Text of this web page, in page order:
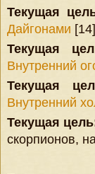
Текущая
Дайгонами
Текущая
Внутренний
Текущая
Внутренний
Текущая
скорпионов,